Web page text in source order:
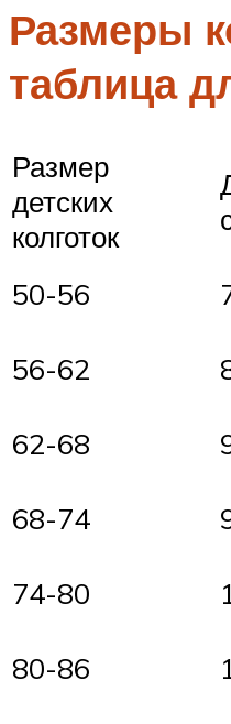
Размеры
таблица
Размер
детских
колготок
50-56
56-62
62-68
68-74
74-80
80-86